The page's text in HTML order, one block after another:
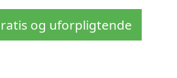
og uforpligtende